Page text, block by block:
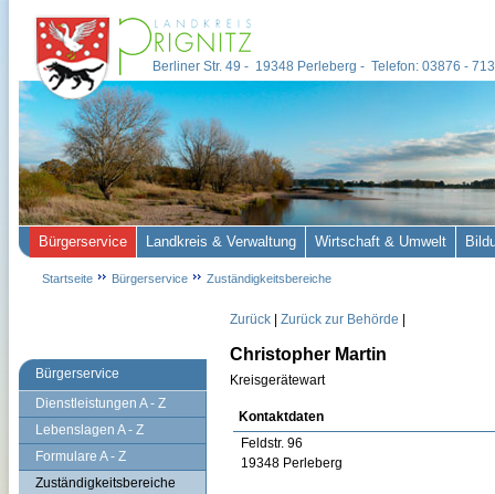
Bürgerservice
Dienstleistungen A - Z
Lebenslagen A - Z
Formulare A - Z
Zuständigkeitsbereiche
Zurück Zurück zur Behörde
Christopher Martin
Kreisgerätewart
Kontaktdaten
Feldstr. 96
19348 Perleberg
Berliner Str. 49 - 19348 Perleberg - Telefon: 03876 -
Bürgerservice Landkreis & Verwaltung Wirtschaft & Umwelt
Startseite Bürgerservice Zuständigkeitsbereiche